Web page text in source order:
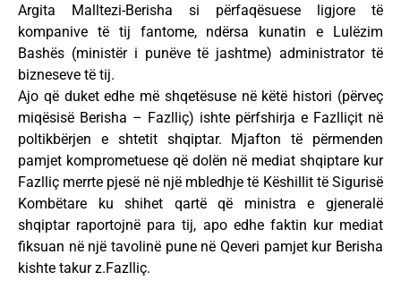
Argita Malltezi-Berisha si përfaqësuese ligjore të
kompanive të tij fantome, ndërsa kunatin e Lulëzim
Bashës (ministër i punëve të jashtme) administrator të
bizneseve të tij.
Ajo që duket edhe më shqetësuse në këtë histori (përveç
miqësisë Berisha – Fazlliç) ishte përfshirja e Fazlliçit në
poltikbërjen e shtetit shqiptar. Mjafton të përmenden
pamjet komprometuese që dolën në mediat shqiptare kur
Fazlliç merrte pjesë në një mbledhje të Këshillit të Sigurisë
Kombëtare ku shihet qartë që ministra e gjeneralë
shqiptar raportojnë para tij, apo edhe faktin kur mediat
fiksuan në një tavolinë pune në Qeveri pamjet kur Berisha
kishte takur z.Fazlliç.